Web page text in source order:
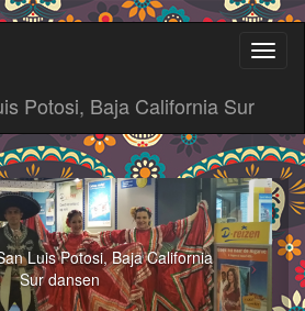
Potosi, Baja California Sur
Luis Potosi, Baja California
Sur dansen